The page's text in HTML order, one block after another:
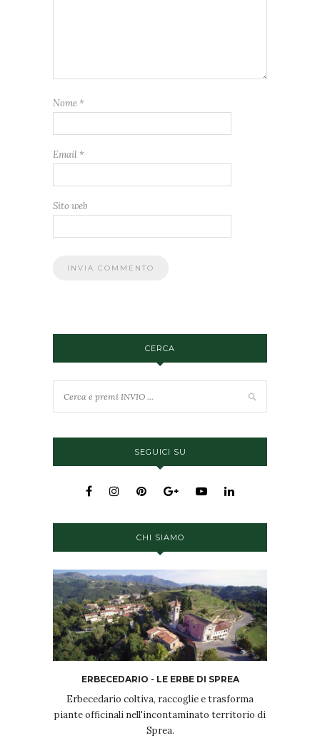
Nome *
Email *
Sito web
CERCA
SEGUICI SU
CHI SIAMO
ERBECEDARIO - LE ERBE DI SPREA
Erbecedario coltiva, raccoglie e trasforma
piante officinali nell'incontaminato territorio di
Sprea.